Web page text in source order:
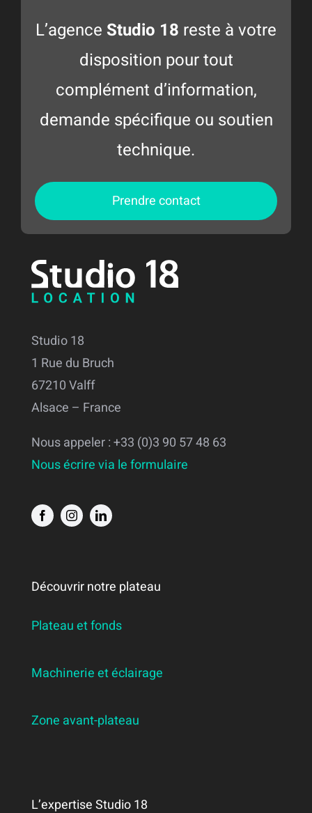
L’agence Studio 18 reste à votre
disposition pour tout
complément d’information,
demande spécifique ou soutien
technique.
Prendre contact
Studio 18
1 Rue du Bruch
67210 Valff
Alsace – France
Nous appeler : +33 (0)3 90 57 48 63
Nous écrire via le formulaire
Découvrir notre plateau
Plateau et fonds
Machinerie et éclairage
Zone avant-plateau
L’expertise Studio 18